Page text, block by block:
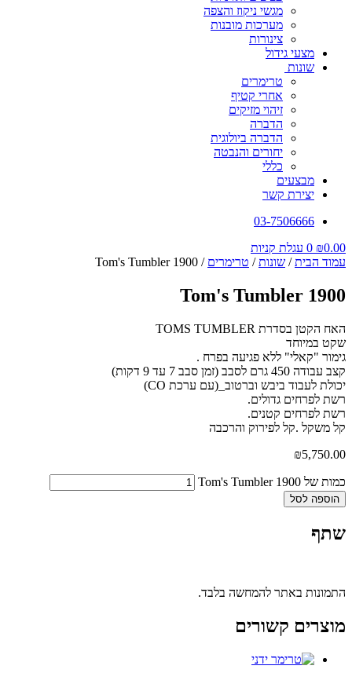
מגשי ניקוז והצפה
מערכות מובנות
צינורות
מצעי גידול
שונות
טרימרים
אחרי קטיף
זיהוי מזיקים
הדברה
הדברה ביולוגית
יחורים והנבטה
כללי
מבצעים
יצירת קשר
03-7506666
₪0.00
0 עגלת קניות
עמוד הבית/ שונות/ טרימרים / Tom's Tumbler 1900
Tom's Tumbler 1900
האח הקטן בסדרת TOMS TUMBLER
שקט במיוחד
גימור "קאלי" ללא פגיעה בפרח .
קצב עבודה 450 גרם לסבב (זמן סבב 7 עד 9 דקות)
יכולת לעבוד ביבש וברטוב_(עם ערכת CO)
רשת לפרחים גדולים.
רשת לפרחים קטנים.
קל משקל .קל לפירוק והרכבה
₪5,750.00
כמות של Tom's Tumbler 1900
הוספה לסל
שתף
התמונות באתר להמחשה בלבד.
מוצרים קשורים